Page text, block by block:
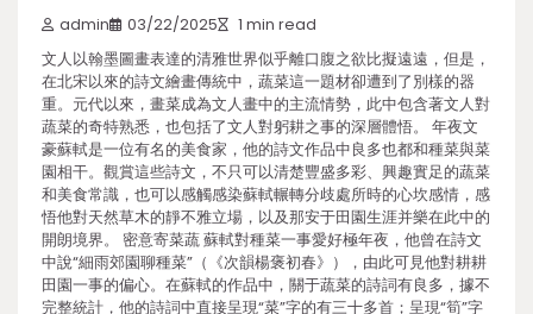
admin 03/22/2025 1 min read
文人以翰墨圖畫表達的清雅世界似乎離口腹之欲比擬遠遠，但是，
在北宋以來的詩文繪畫傳統中，蔬菜這一題材卻遭到了別樣的器
重。元代以來，畫菜成為文人畫中的主流情勢，此中包含著文人對
蔬菜的奇特熟悉，也包括了文人對躬耕之事的深層體悟。 年夜文
豪蘇軾是一位有名的美食家，他的詩文作品中良多也都和種菜與菜
園相干。觀賞這些詩文，不只可以清楚豐盛多彩、興趣實足的蔬菜
和美食常識，也可以感觸感染蘇軾輾轉分歧處所時的心坎感情，感
悟他對天然草木的靜不雅立場，以及那安于田園生涯并樂在此中的
開朗境界。 密意寄菜蔬 蘇軾對種菜一事愛好極年夜，他曾在詩文
中說“細雨郊園聊種菜”（《次韻楊褒初春》），由此可見他對耕耕
田園一事的偏心。在蘇軾的作品中，關于蔬菜的詩詞有良多，據不
完整統計，他的詩詞中直接呈現“菜”字的有三十多首；呈現“筍”字